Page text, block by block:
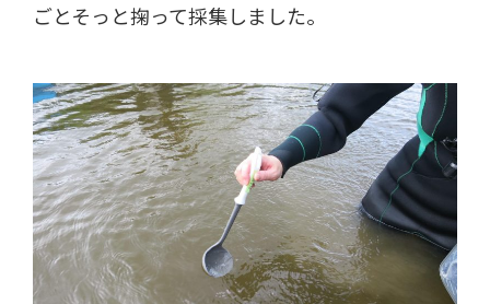
ごとそっと掬って採集しました。